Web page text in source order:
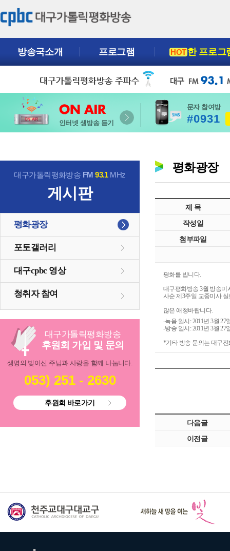
방송국소개 프로그램 HOT한 프로그
인터넷 생방송 듣기
문자 참여방
#0931
대구가톨릭평화방송 FM93.1MHz
게시판
평화광장
포토갤러리
대구cpbc 영상
청취자 참여
대구가톨릭평화방송
후원회 가입 및 문의
생명의 빛이신 주님과 사랑을 함께 나눕니다.
053) 251 - 2630
후원회 바로가기
평화광장
제 목
작성일
첨부파일
평화를 빕니다.
대구평화방송 3월 방송
사순 제3주일 교중미사
많은 애청바랍니다.
-녹음 일시: 2011년 3월 27
-방송 일시: 2011년 3월 27
*기타 방송 문의는 대구전
다음글
이전글